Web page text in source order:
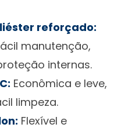
reforçado:
manutenção,
internas.
Econômica e leve,
limpeza.
Flexível e